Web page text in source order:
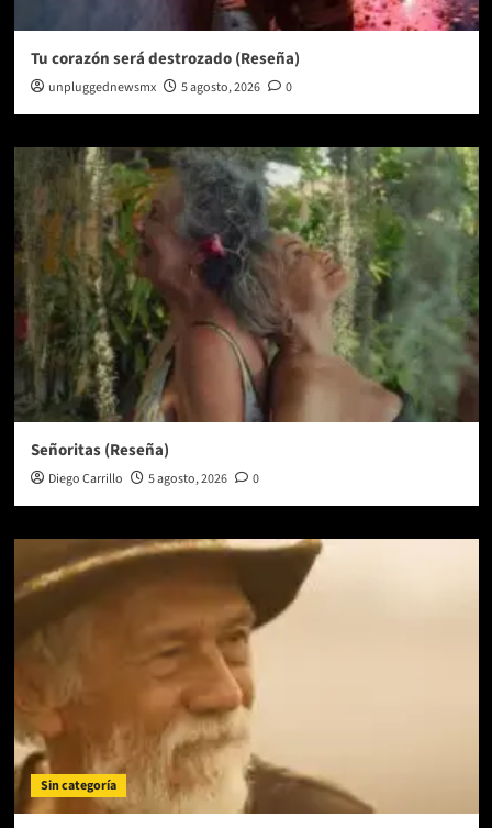
Tu corazón será destrozado (Reseña)
unpluggednewsmx 5 agosto, 2026 0
Señoritas (Reseña)
Diego Carrillo 5 agosto, 2026 0
Sin categoría